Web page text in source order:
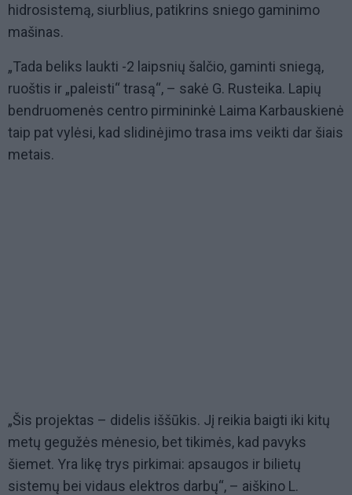
hidrosistemą, siurblius, patikrins sniego gaminimo
mašinas.
„Tada beliks laukti -2 laipsnių šalčio, gaminti sniegą,
ruoštis ir „paleisti“ trasą“, – sakė G. Rusteika. Lapių
bendruomenės centro pirmininkė Laima Karbauskienė
taip pat vylėsi, kad slidinėjimo trasa ims veikti dar šiais
metais.
„Šis projektas – didelis iššūkis. Jį reikia baigti iki kitų
metų gegužės mėnesio, bet tikimės, kad pavyks
šiemet. Yra likę trys pirkimai: apsaugos ir bilietų
sistemų bei vidaus elektros darbų“, – aiškino L.